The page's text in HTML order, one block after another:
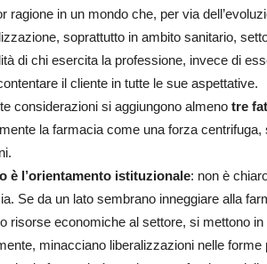
ragione in un mondo che, per via
soprattutto in ambito sanitario,
di chi esercita la professione, invece di
il cliente in tutte le sue aspettative.
considerazioni si aggiungono almeno tre
la farmacia come una forza
è l’orientamento istituzionale: non è
Se da un lato sembrano inneggiare alla
risorse economiche al settore, si mettono
minacciano liberalizzazioni nelle